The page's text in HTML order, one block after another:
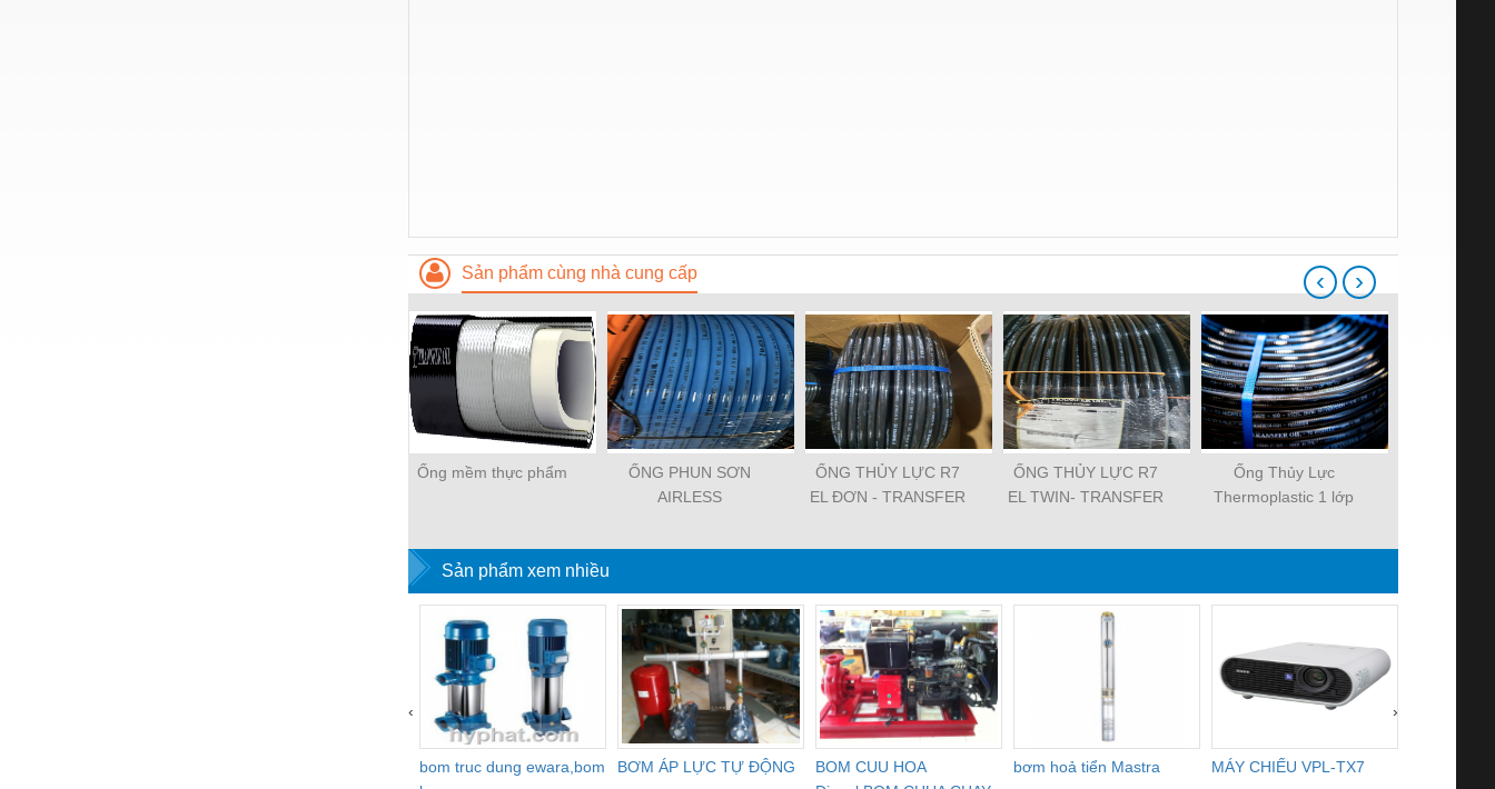
Sản phẩm cùng nhà cung cấp
Ống mềm thực phẩm
ỐNG PHUN SƠN
AIRLESS
ỐNG THỦY LỰC R7
EL ĐƠN - TRANSFER
ỐNG THỦY LỰC R7
EL TWIN- TRANSFER
Ống Thủy Lực
Thermoplastic 1 lớp
‹ ›
Sản phẩm xem nhiều
bom truc dung ewara,bom
BƠM ÁP LỰC TỰ ĐỘNG
BOM CUU HOA
bơm hoả tiển Mastra MÁY CHIẾU VPL-TX7
‹ ›